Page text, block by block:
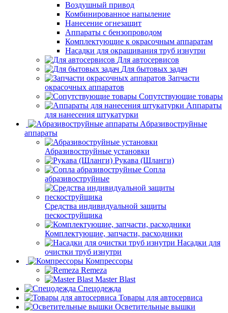
Воздушный привод
Комбинированное напыление
Нанесение огнезащит
Аппараты с бензопроводом
Комплектующие к окрасочным аппаратам
Насадки для окрашивания труб изнутри
Для автосервисов
Для бытовых задач
Запчасти
окрасочных аппаратов
Сопутствующие товары
Аппараты
для нанесения штукатурки
Aбразивоструйные
аппараты
Абразивоструйные установки
Рукава (Шланги)
Сопла
абразивоструйные
Средства индивидуальной защиты
пескоструйщика
Комплектующие, запчасти, расходники
Насадки для
очистки труб изнутри
Компрессоры
Remeza
Master Blast
Спецодежда
Товары для автосервиса
Осветительные вышки